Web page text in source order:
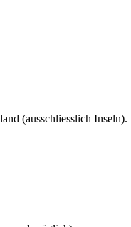
(ausschliesslich Inseln).